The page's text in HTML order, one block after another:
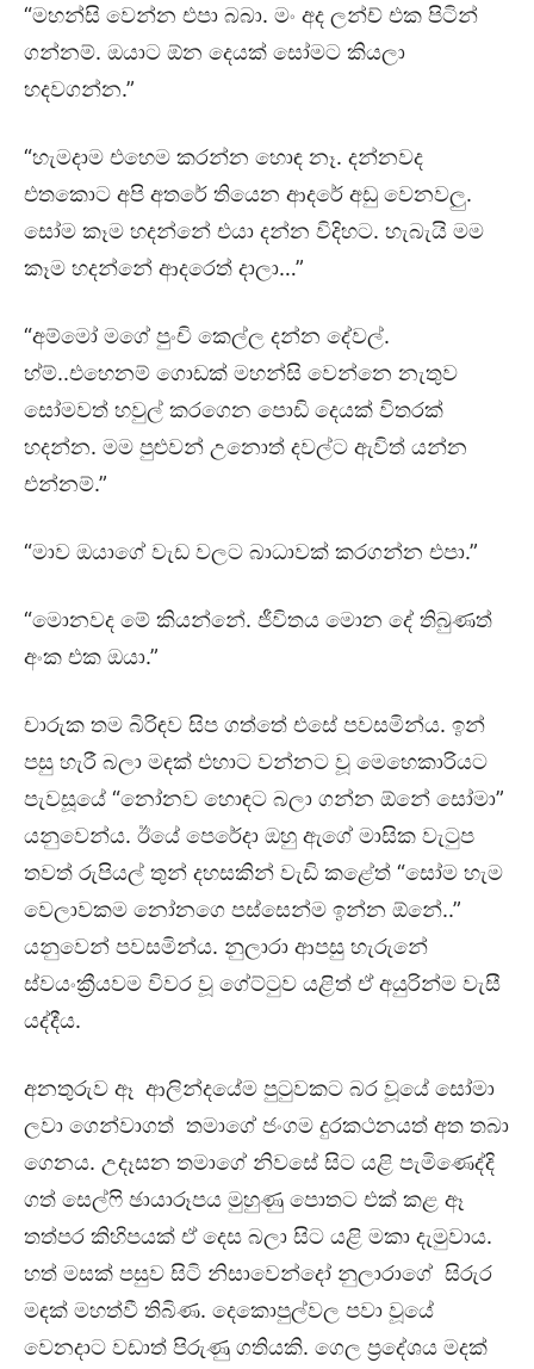
“මහන්සි වෙන්න එපා බබා. මං අද ලන්ච් එක පිටින්
ගන්නම්. ඔයාට ඕන දෙයක් සෝමට කියලා
හදවගන්න.”
“හැමදාම එහෙම කරන්න හොඳ නෑ. දන්නවද
එතකොට අපි අතරේ තියෙන ආදරේ අඩු වෙනවලු.
සෝම කෑම හදන්නේ එයා දන්න විදිහට. හැබැයි මම
කෑම හදන්නේ ආදරෙත් දාලා…”
“අම්මෝ මගේ පුංචි කෙල්ල දන්න දේවල්.
හ්ම්..එහෙනම් ගොඩක් මහන්සි වෙන්නෙ නැතුව
සෝමවත් හවුල් කරගෙන පොඩි දෙයක් විතරක්
හදන්න. මම පුළුවන් උනොත් දවල්ට ඇවිත් යන්න
එන්නම්.”
“මාව ඔයාගේ වැඩ වලට බාධාවක් කරගන්න එපා.”
“මොනවද මේ කියන්නේ. ජීවිතය මොන දේ තිබුණත්
අංක එක ඔයා.”
චාරුක තම බිරිඳව සිප ගත්තේ එසේ පවසමින්ය. ඉන්
පසු හැරී බලා මඳක් එහාට වන්නට වූ මෙහෙකාරියට
පැවසූයේ “නෝනව හොඳට බලා ගන්න ඕනේ සෝමා”
යනුවෙන්ය. ඊයේ පෙරේදා ඔහු ඇගේ මාසික වැටුප
තවත් රුපියල් තුන් දහසකින් වැඩි කළේත් “සෝම හැම
වෙලාවකම නෝනගෙ පස්සෙන්ම ඉන්න ඕනේ..”
යනුවෙන් පවසමින්ය. නුලාරා ආපසු හැරුනේ
ස්වයංක්‍රීයවම විවර වූ ගේට්ටුව යළිත් ඒ අයුරින්ම වැසී
යද්දීය.
අනතුරුව ඈ ආලින්දයේම පුටුවකට බර වූයේ සෝමා
ලවා ගෙන්වාගත් තමාගේ ජංගම දුරකථනයත් අත තබා
ගෙනය. උදෑසන තමාගේ නිවසේ සිට යළි පැමිණෙද්දි
ගත් සෙල්ෆි ඡායාරූපය මුහුණු පොතට එක් කළ ඈ
තත්පර කිහිපයක් ඒ දෙස බලා සිට යළි මකා දැමුවාය.
හත් මසක් පසුව සිටි නිසාවෙන්දෝ නුලාරාගේ සිරුර
මඳක් මහත්වී තිබිණ. දෙකොපුල්වල පවා වූයේ
වෙනදාට වඩාත් පිරුණු ගතියකි. ගෙල ප්‍රදේශය මදක්